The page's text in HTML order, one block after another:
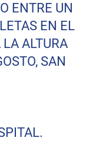
ENTRE UN
EN EL
ALTURA
SAN